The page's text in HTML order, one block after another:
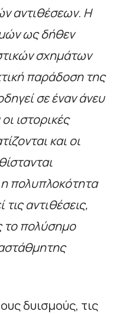
αντιθέσεων. Η
ως δήθεν
σχημάτων
παράδοση της
σε έναν άνευ
ιστορικές
και οι
πολυπλοκότητα
τις αντιθέσεις,
το πολύσημο
δυισμούς, τις